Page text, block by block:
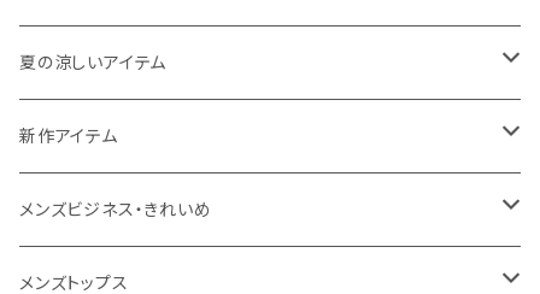
THE NORTH FACE
NANGA
1PIU1UGUALE3 RELAX
go slow caravan
夏の涼しいアイテム
メンズ
レディース
新作アイテム
メンズ
レディース
メンズビジネス・きれいめ
スーツ
メンズトップス